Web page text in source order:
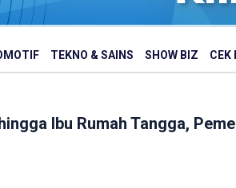
TEKNO & SAINS SHOW BIZ CEK
Ibu Rumah Tangga,